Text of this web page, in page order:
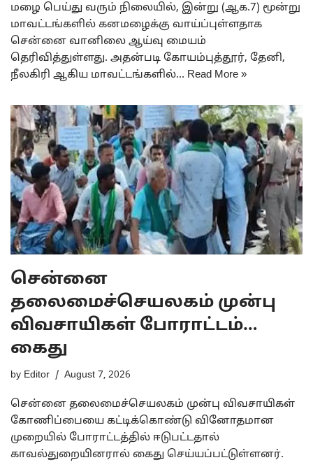
மழை பெய்து வரும் நிலையில், இன்று (ஆக.7) மூன்று
மாவட்டங்களில் கனமழைக்கு வாய்ப்புள்ளதாக
சென்னை வானிலை ஆய்வு மையம்
தெரிவித்துள்ளது. அதன்படி கோயம்புத்தூர், தேனி,
நீலகிரி ஆகிய மாவட்டங்களில்… Read More »
சென்னை
தலைமைச்செயலகம் முன்பு
விவசாயிகள் போராட்டம்…
கைது
by Editor August 7, 2026
சென்னை தலைமைச்செயலகம் முன்பு விவசாயிகள்
கோணிப்பையை கட்டிக்கொண்டு வினோதமான
முறையில் போராட்டத்தில் ஈடுபட்டதால்
காவல்துறையினரால் கைது செய்யப்பட்டுள்ளனர்.